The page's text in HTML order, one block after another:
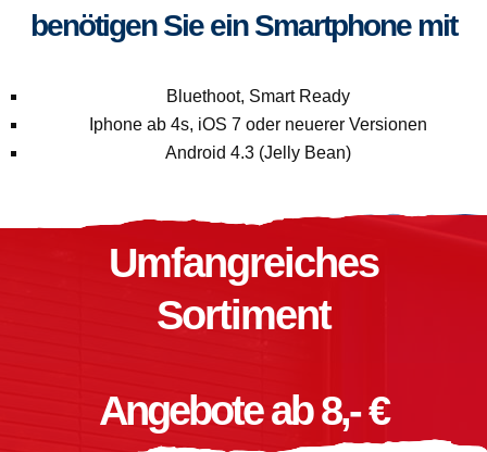
benötigen Sie ein Smartphone mit
Bluethoot, Smart Ready
Iphone ab 4s, iOS 7 oder neuerer Versionen
Android 4.3 (Jelly Bean)
Umfangreiches
Sortiment
Angebote ab 8,- €